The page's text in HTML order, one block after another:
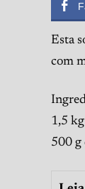
Esta
com
1,5
500 g